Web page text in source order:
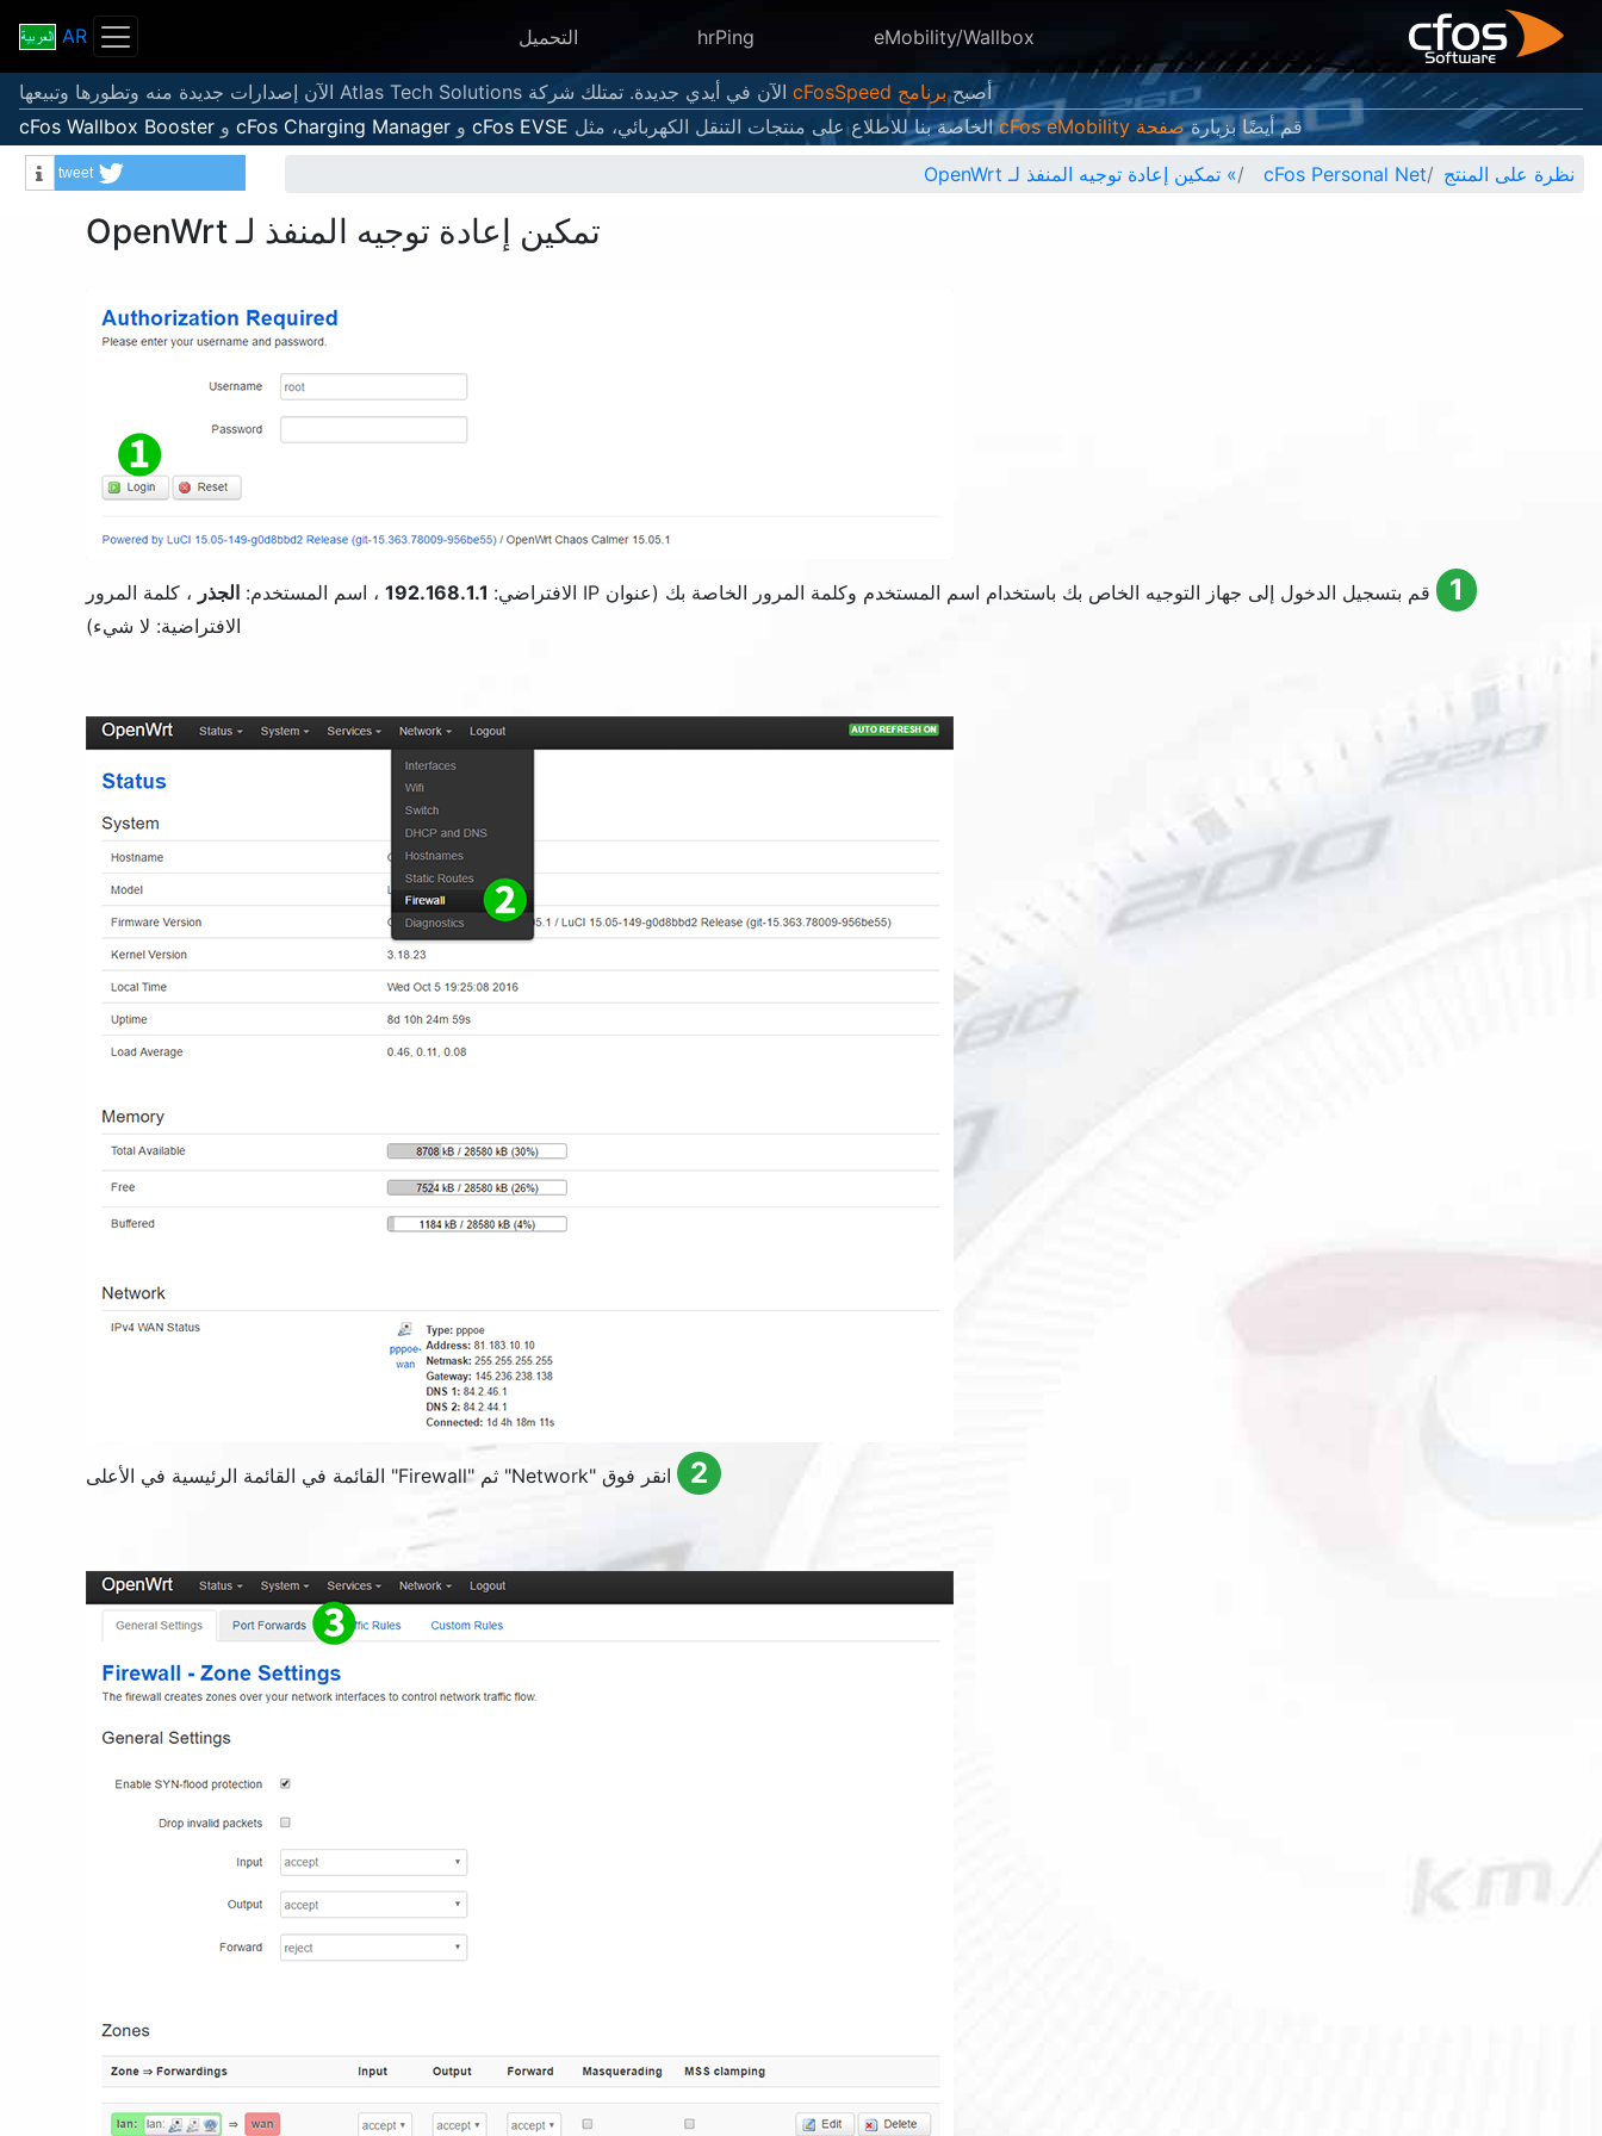
eMobility/Wallbox
hrPing التحميل AR
أصبحبرنامج cFosSpeed
الآن في أيدي جديدة. تمتلك شركة Atlas Tech Solutions الآن إصدارات جديدة منه وتطورها وتبيعها
قم أيضًا بزيارةصفحة cFos eMobility الخاصة بنا للاطلاع على منتجات التنقل الكهربائي، مثل cFos EVSE و cFos Charging Manager و cFos Wallbox Booster
نظرة على المنتج
cFos Personal Net
» تمكين إعادة توجيه المنفذ لـ OpenWrt tweet
تمكين إعادة توجيه المنفذ لـ OpenWrt
1 قم بتسجيل الدخول إلى جهاز التوجيه الخاص بك باستخدام اسم المستخدم وكلمة المرور الخاصة بك (عنوان IP الافتراضي: 192.168.1.1 ، اسم المستخدم: الجذر ، كلمة المرور
الافتراضية: لا شيء)
2 انقر فوق "Network" ثم "Firewall" القائمة في القائمة الرئيسية في الأعلى